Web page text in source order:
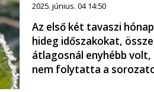
2025. június. 04 14:50
Az első két tavaszi
hideg időszakokat,
átlagosnál enyhébb
nem folytatta a